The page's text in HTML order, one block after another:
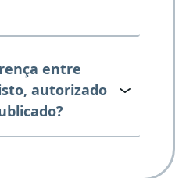
entre
autorizado